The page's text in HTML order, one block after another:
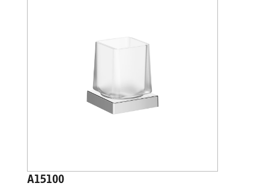
A15100